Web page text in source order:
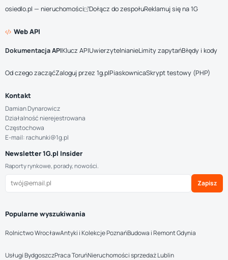
osiedlo.pl — nieruchomości Dołącz do zespołuReklamuj się na 1G
Web API
Dokumentacja APIKlucz APIUwierzytelnianieLimity zapytańBłędy i kody
Od czego zacząćZaloguj przez 1g.plPiaskownicaSkrypt testowy (PHP)
Kontakt
Damian Dynarowicz
Działalność nierejestrowana
Częstochowa
E-mail: rachunki@1g.pl
Newsletter 1G.pl Insider
Raporty rynkowe, porady, nowości.
Zapisz
Popularne wyszukiwania
Rolnictwo WrocławAntyki i Kolekcje PoznańBudowa i Remont Gdynia
Usługi BydgoszczPraca ToruńNieruchomości sprzedaż Lublin